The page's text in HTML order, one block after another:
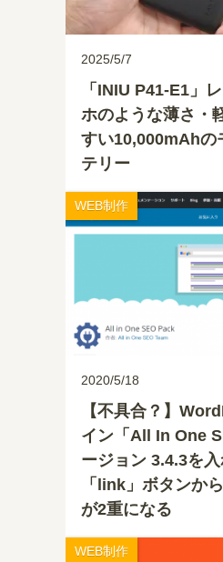
2025/5/7
「INIU P41-E1」
ホのような薄さ・
すい10,000mAhの
テリー
WEB制作
2020/5/18
【不具合？】
イン「All In One
ージョン 3.4.3を入
「link」ボタンか
が2重になる
WEB制作